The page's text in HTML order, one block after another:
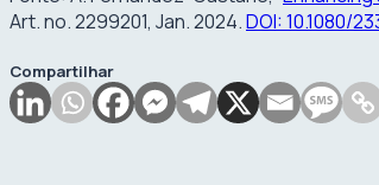
Art. no. 2299201, Jan. 2024.DOI: 10.1080/
Compartilhar